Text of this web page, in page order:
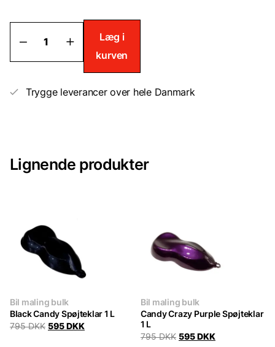
Sprøjteoveralls
Standard
antal
Læg i
kurven
Trygge leverancer over hele Danmark
Lignende produkter
Bil maling bulk
Black Candy Spøjteklar 1 L
795DKK Original
595DKKCurrent
Bil maling bulk
Candy Crazy Purple Spøjteklar
1 L
795DKK Original
595DKKCurrent